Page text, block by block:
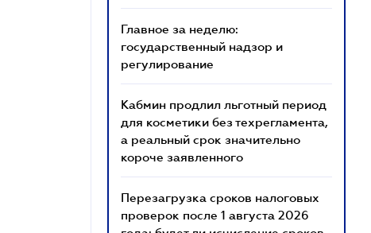
Главное за неделю:
государственный надзор и
регулирование
Кабмин продлил льготный период
для косметики без техрегламента,
а реальный срок значительно
короче заявленного
Перезагрузка сроков налоговых
проверок после 1 августа 2026